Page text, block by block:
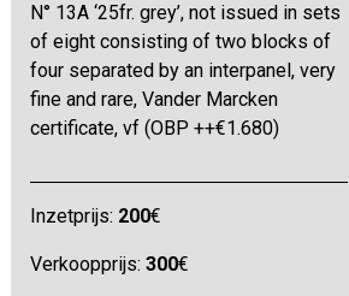
N° 13A ‘25fr. grey’, not issued in sets
of eight consisting of two blocks of
four separated by an interpanel, very
fine and rare, Vander Marcken
certificate, vf (OBP ++€1.680)
Inzetprijs: 200€
Verkoopprijs:300€